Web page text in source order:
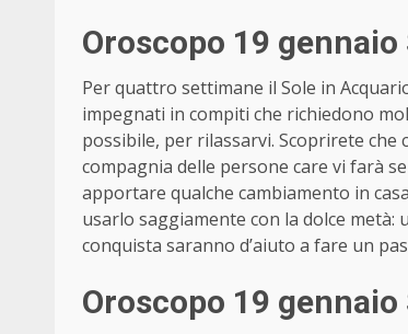
Oroscopo 19
Per quattro settimane il Sole in
impegnati in compiti che richiedono
possibile, per rilassarvi. Scoprirete
compagnia delle persone care vi farà
apportare qualche cambiamento in
usarlo saggiamente con la dolce
conquista saranno d’aiuto a fare un
Oroscopo 19